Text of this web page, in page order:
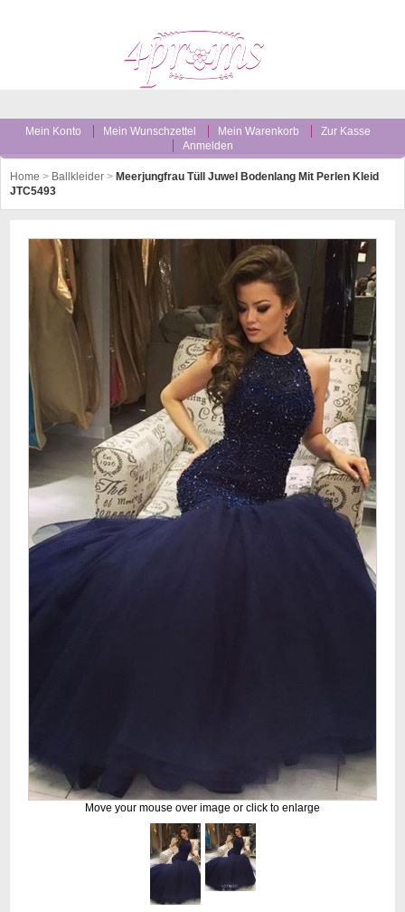
Mein Konto Mein Wunschzettel Mein Warenkorb
Zur Kasse
Anmelden
Home > Ballkleider > Meerjungfrau Tüll Juwel Bodenlang Mit Perlen Kleid
JTC5493
Move your mouse over image or click to enlarge